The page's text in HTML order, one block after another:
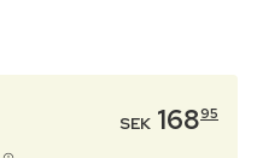
SEK 16895